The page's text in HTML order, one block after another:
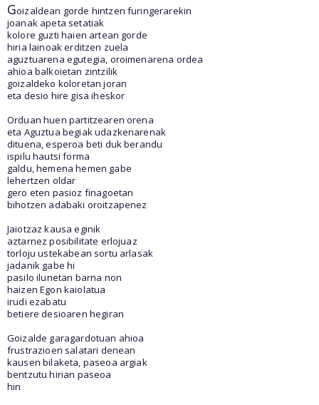
Goizaldean gorde hintzen furingerarekin
joanak apeta setatiak
kolore guzti haien artean gorde
hiria lainoak erditzen zuela
aguztuarena egutegia, oroimenarena ordea
ahioa balkoietan zintzilik
goizaldeko koloretan joran
eta desio hire gisa iheskor
Orduan huen partitzearen orena
eta Aguztua begiak udazkenarenak
dituena, esperoa beti duk berandu
ispilu hautsi forma
galdu, hemena hemen gabe
lehertzen oldar
gero eten pasioz finagoetan
bihotzen adabaki oroitzapenez
Jaiotzaz kausa eginik
aztarnez posibilitate erlojuaz
torloju ustekabean sortu arlasak
jadanik gabe hi
pasilo ilunetan barna non
haizen Egon kaiolatua
irudi ezabatu
betiere desioaren hegiran
Goizalde garagardotuan ahioa
frustrazioen salatari denean
kausen bilaketa, paseoa argiak
bentzutu hirian paseoa
hin